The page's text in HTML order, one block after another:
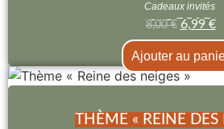
Cadeaux invités
8,00€ 6,99 €
Ajouter au
THÈME « REINE DES